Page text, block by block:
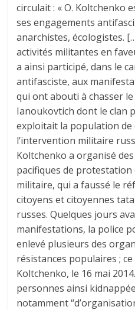
circulait : « O. Koltchenko
ses engagements
anarchistes, écologistes.
activités militantes en
a ainsi participé, dans le
antifasciste, aux
qui ont abouti à chasser
Ianoukovtich dont le clan
exploitait la population de
l’intervention militaire
Koltchenko a organisé
pacifiques de protestation
militaire, qui a faussé le
citoyens et citoyennes
russes. Quelques jours
manifestations, la police
enlevé plusieurs des
résistances populaires ; ce
Koltchenko, le 16 mai
personnes ainsi
notamment